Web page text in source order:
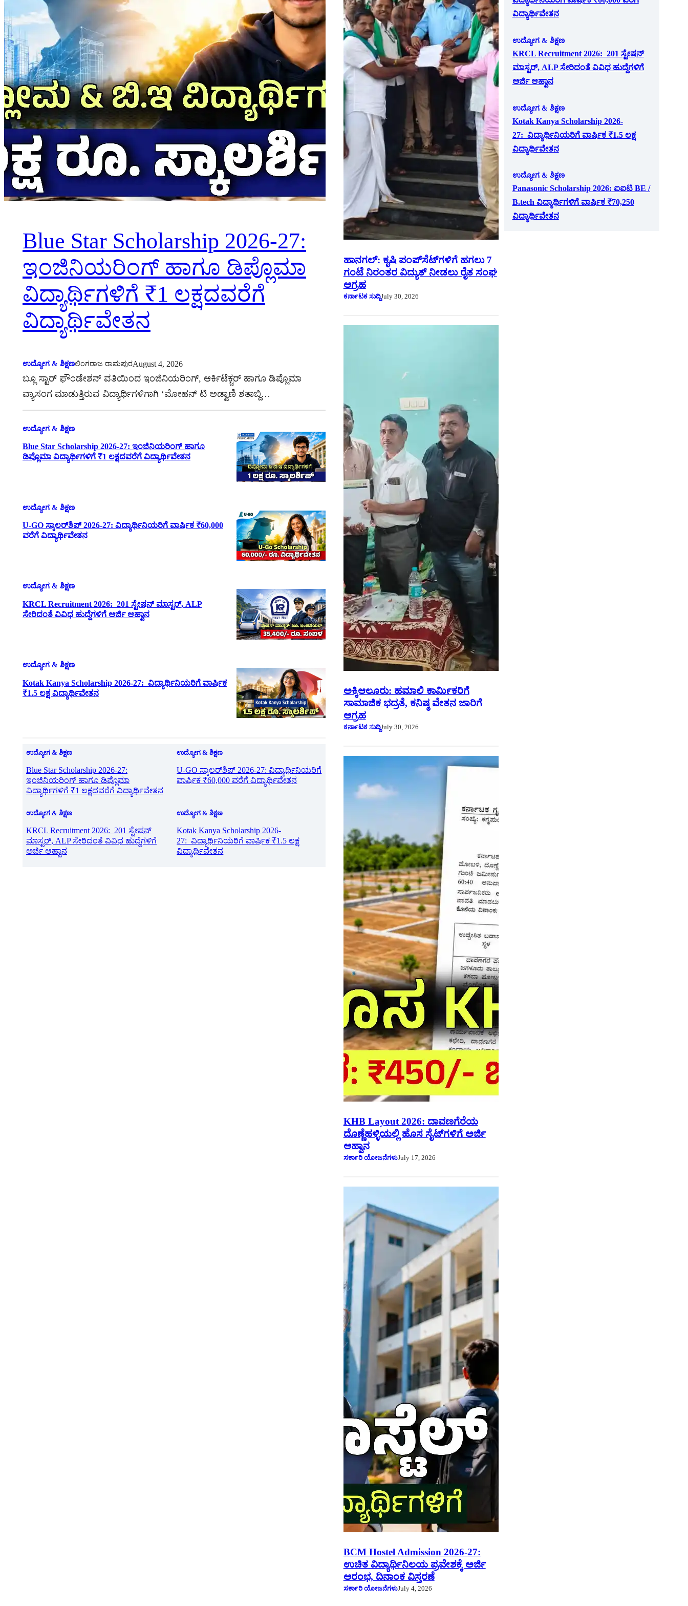
Blue Star Scholarship 2026-27:
ಇಂಜಿನಿಯರಿಂಗ್ ಹಾಗೂ ಡಿಪ್ಲೊಮಾ
ವಿದ್ಯಾರ್ಥಿಗಳಿಗೆ ₹1 ಲಕ್ಷದವರೆಗೆ
ವಿದ್ಯಾರ್ಥಿವೇತನ
ಉದ್ಯೋಗ & ಶಿಕ್ಷಣಲಿಂಗರಾಜ ರಾಮಪುರAugust 4, 2026
ಬ್ಲೂ ಸ್ಟಾರ್ ಫೌಂಡೇಶನ್ ವತಿಯಿಂದ ಇಂಜಿನಿಯರಿಂಗ್, ಆರ್ಕಿಟೆಕ್ಚರ್ ಹಾಗೂ ಡಿಪ್ಲೊಮಾ
ವ್ಯಾಸಂಗ ಮಾಡುತ್ತಿರುವ ವಿದ್ಯಾರ್ಥಿಗಳಿಗಾಗಿ ‘ಮೋಹನ್ ಟಿ ಅಡ್ವಾಣಿ ಶತಾಬ್ದಿ…
ಉದ್ಯೋಗ & ಶಿಕ್ಷಣ
Blue Star Scholarship 2026-27: ಇಂಜಿನಿಯರಿಂಗ್ ಹಾಗೂ
ಡಿಪ್ಲೊಮಾ ವಿದ್ಯಾರ್ಥಿಗಳಿಗೆ ₹1 ಲಕ್ಷದವರೆಗೆ ವಿದ್ಯಾರ್ಥಿವೇತನ
ಉದ್ಯೋಗ & ಶಿಕ್ಷಣ
U-GO ಸ್ಕಾಲರ್‌ಶಿಪ್ 2026-27: ವಿದ್ಯಾರ್ಥಿನಿಯರಿಗೆ ವಾರ್ಷಿಕ ₹60,000
ವರೆಗೆ ವಿದ್ಯಾರ್ಥಿವೇತನ
ಉದ್ಯೋಗ & ಶಿಕ್ಷಣ
KRCL Recruitment 2026: 201 ಸ್ಟೇಷನ್ ಮಾಸ್ಟರ್, ALP
ಸೇರಿದಂತೆ ವಿವಿಧ ಹುದ್ದೆಗಳಿಗೆ ಅರ್ಜಿ ಆಹ್ವಾನ
ಉದ್ಯೋಗ & ಶಿಕ್ಷಣ
Kotak Kanya Scholarship 2026-27: ವಿದ್ಯಾರ್ಥಿನಿಯರಿಗೆ ವಾರ್ಷಿಕ
₹1.5 ಲಕ್ಷ ವಿದ್ಯಾರ್ಥಿವೇತನ
ಉದ್ಯೋಗ & ಶಿಕ್ಷಣ
Blue Star Scholarship 2026-27:
ಇಂಜಿನಿಯರಿಂಗ್ ಹಾಗೂ ಡಿಪ್ಲೊಮಾ
ವಿದ್ಯಾರ್ಥಿಗಳಿಗೆ ₹1 ಲಕ್ಷದವರೆಗೆ ವಿದ್ಯಾರ್ಥಿವೇತನ
ಉದ್ಯೋಗ & ಶಿಕ್ಷಣ
U-GO ಸ್ಕಾಲರ್‌ಶಿಪ್ 2026-27: ವಿದ್ಯಾರ್ಥಿನಿಯರಿಗೆ
ವಾರ್ಷಿಕ ₹60,000 ವರೆಗೆ ವಿದ್ಯಾರ್ಥಿವೇತನ
ಉದ್ಯೋಗ & ಶಿಕ್ಷಣ
KRCL Recruitment 2026: 201 ಸ್ಟೇಷನ್
ಮಾಸ್ಟರ್, ALP ಸೇರಿದಂತೆ ವಿವಿಧ ಹುದ್ದೆಗಳಿಗೆ
ಅರ್ಜಿ ಆಹ್ವಾನ
ಉದ್ಯೋಗ & ಶಿಕ್ಷಣ
Kotak Kanya Scholarship 2026-
27: ವಿದ್ಯಾರ್ಥಿನಿಯರಿಗೆ ವಾರ್ಷಿಕ ₹1.5 ಲಕ್ಷ
ವಿದ್ಯಾರ್ಥಿವೇತನ
ಹಾನಗಲ್: ಕೃಷಿ ಪಂಪ್‌ಸೆಟ್‌ಗಳಿಗೆ ಹಗಲು 7
ಗಂಟೆ ನಿರಂತರ ವಿದ್ಯುತ್ ನೀಡಲು ರೈತ ಸಂಘ
ಆಗ್ರಹ
ಕರ್ನಾಟಕ ಸುದ್ದಿJuly 30, 2026
ಅಕ್ಕಿಆಲೂರು: ಹಮಾಲಿ ಕಾರ್ಮಿಕರಿಗೆ
ಸಾಮಾಜಿಕ ಭದ್ರತೆ, ಕನಿಷ್ಠ ವೇತನ ಜಾರಿಗೆ
ಆಗ್ರಹ
ಕರ್ನಾಟಕ ಸುದ್ದಿJuly 30, 2026
KHB Layout 2026: ದಾವಣಗೆರೆಯ
ದೊಣ್ಣೆಹಳ್ಳಿಯಲ್ಲಿ ಹೊಸ ಸೈಟ್‌ಗಳಿಗೆ ಅರ್ಜಿ
ಆಹ್ವಾನ
ಸರ್ಕಾರಿ ಯೋಜನೆಗಳುJuly 17, 2026
BCM Hostel Admission 2026-27:
ಉಚಿತ ವಿದ್ಯಾರ್ಥಿನಿಲಯ ಪ್ರವೇಶಕ್ಕೆ ಅರ್ಜಿ
ಆರಂಭ, ದಿನಾಂಕ ವಿಸ್ತರಣೆ
ಸರ್ಕಾರಿ ಯೋಜನೆಗಳುJuly 4, 2026
ವಿದ್ಯಾರ್ಥಿವೇತನ
ಉದ್ಯೋಗ & ಶಿಕ್ಷಣ
KRCL Recruitment 2026: 201 ಸ್ಟೇಷನ್
ಮಾಸ್ಟರ್, ALP ಸೇರಿದಂತೆ ವಿವಿಧ ಹುದ್ದೆಗಳಿಗೆ
ಅರ್ಜಿ ಆಹ್ವಾನ
ಉದ್ಯೋಗ & ಶಿಕ್ಷಣ
Kotak Kanya Scholarship 2026-
27: ವಿದ್ಯಾರ್ಥಿನಿಯರಿಗೆ ವಾರ್ಷಿಕ ₹1.5 ಲಕ್ಷ
ವಿದ್ಯಾರ್ಥಿವೇತನ
ಉದ್ಯೋಗ & ಶಿಕ್ಷಣ
Panasonic Scholarship 2026: ಐಐಟಿ BE /
B.tech ವಿದ್ಯಾರ್ಥಿಗಳಿಗೆ ವಾರ್ಷಿಕ ₹70,250
ವಿದ್ಯಾರ್ಥಿವೇತನ